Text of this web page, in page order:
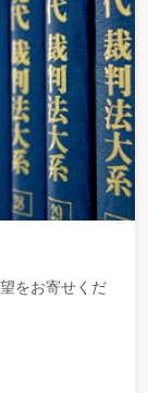
をお寄せくだ